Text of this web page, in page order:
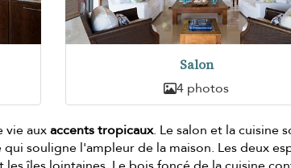
Salon
4 photos
vie auxaccents tropicaux. Le salon et la cuisine
souligne l'ampleur de la maison. Les deux